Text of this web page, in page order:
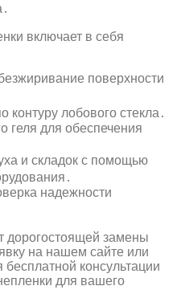
включает в себя
поверхности
лобового стекла․
геля для обеспечения
и складок с помощью
надежности
дорогостоящей замены
на нашем сайте или
консультации
для вашего